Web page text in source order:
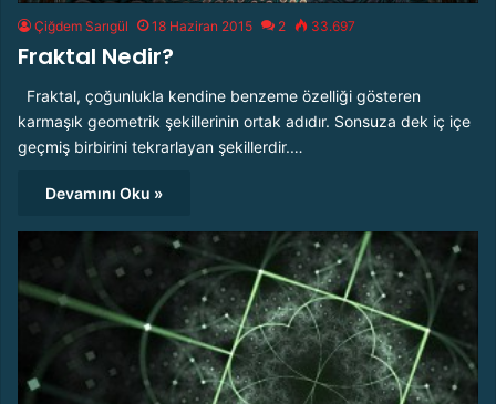
Çiğdem Sarıgül 18 Haziran 2015 2 33.697
Fraktal Nedir?
Fraktal, çoğunlukla kendine benzeme özelliği gösteren
karmaşık geometrik şekillerinin ortak adıdır. Sonsuza dek iç içe
geçmiş birbirini tekrarlayan şekillerdir.…
Devamını Oku »